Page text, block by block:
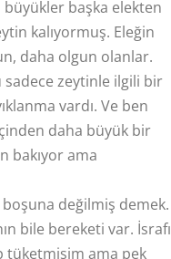
büyükler başka elekten
kalıyormuş. Eleğin
daha olgun olanlar.
zeytinle ilgili bir
vardı. Ve ben
daha büyük bir
bakıyor ama
boşuna değilmiş demek.
bile bereketi var. İsrafı
tüketmişim ama pek